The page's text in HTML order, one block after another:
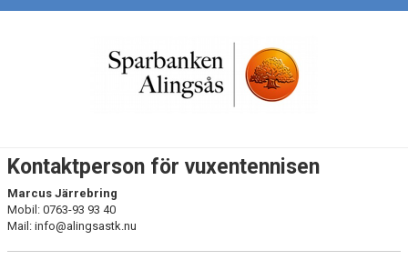
Kontaktperson för vuxentennisen
Marcus Järrebring
Mobil: 0763-93 93 40
Mail: info@alingsastk.nu